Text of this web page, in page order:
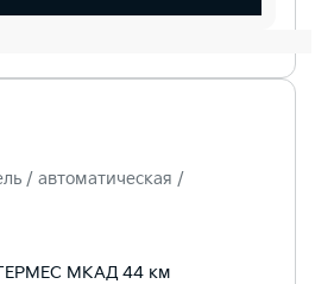
/ автоматическая /
МКАД 44 км